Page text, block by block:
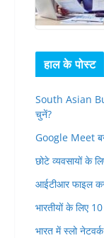
हाल के पोस्ट
South Asian
चुनें?
Google Meet
छोटे व्यवसायों के
आईटीआर फाइल
भारतीयों के लिए
भारत में स्लो